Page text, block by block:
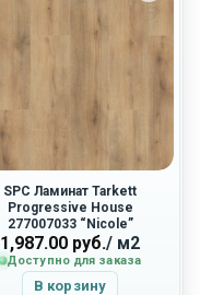
SPC Ламинат Tarkett
Progressive House
277007033 “Nicole”
1,987.00 руб./ м2
Доступно для заказа
В корзину